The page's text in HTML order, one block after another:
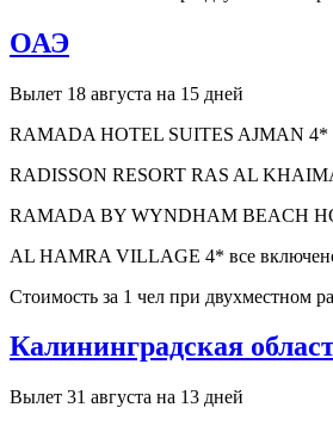
ОАЭ
Вылет 18 августа на 15 дней
RAMADA HOTEL SUITES AJMAN 4*
RADISSON RESORT RAS AL
RAMADA BY WYNDHAM BEACH
AL HAMRA VILLAGE 4* все
Стоимость за 1 чел при двухместном
Калининградская
Вылет 31 августа на 13 дней